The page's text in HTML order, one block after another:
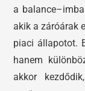
a
akik a záróárak
piaci állapotot.
hanem
akkor